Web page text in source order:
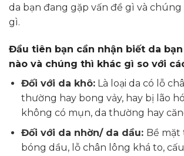
da bạn đang gặp vấn đề gì và
gì.
Đầu tiên bạn cần nhận biết da
nào và chúng thì khác gì so với
Đối với da khô:Là loại da có lỗ
thường hay bong vảy, hay bị lão
không có mụn, da thường hay
Đối với da nhờn/ da dầu: Bề
bóng dầu, lỗ chân lông khá to,